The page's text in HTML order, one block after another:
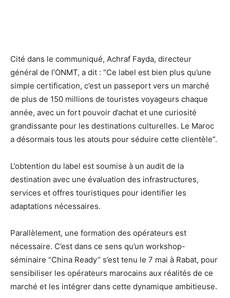
Cité dans le communiqué, Achraf Fayda, directeur
général de l’ONMT, a dit : “Ce label est bien plus qu’une
simple certification, c’est un passeport vers un marché
de plus de 150 millions de touristes voyageurs chaque
année, avec un fort pouvoir d’achat et une curiosité
grandissante pour les destinations culturelles. Le Maroc
a désormais tous les atouts pour séduire cette clientèle”.
L’obtention du label est soumise à un audit de la
destination avec une évaluation des infrastructures,
services et offres touristiques pour identifier les
adaptations nécessaires.
Parallèlement, une formation des opérateurs est
nécessaire. C’est dans ce sens qu’un workshop-
séminaire “China Ready” s’est tenu le 7 mai à Rabat, pour
sensibiliser les opérateurs marocains aux réalités de ce
marché et les intégrer dans cette dynamique ambitieuse.